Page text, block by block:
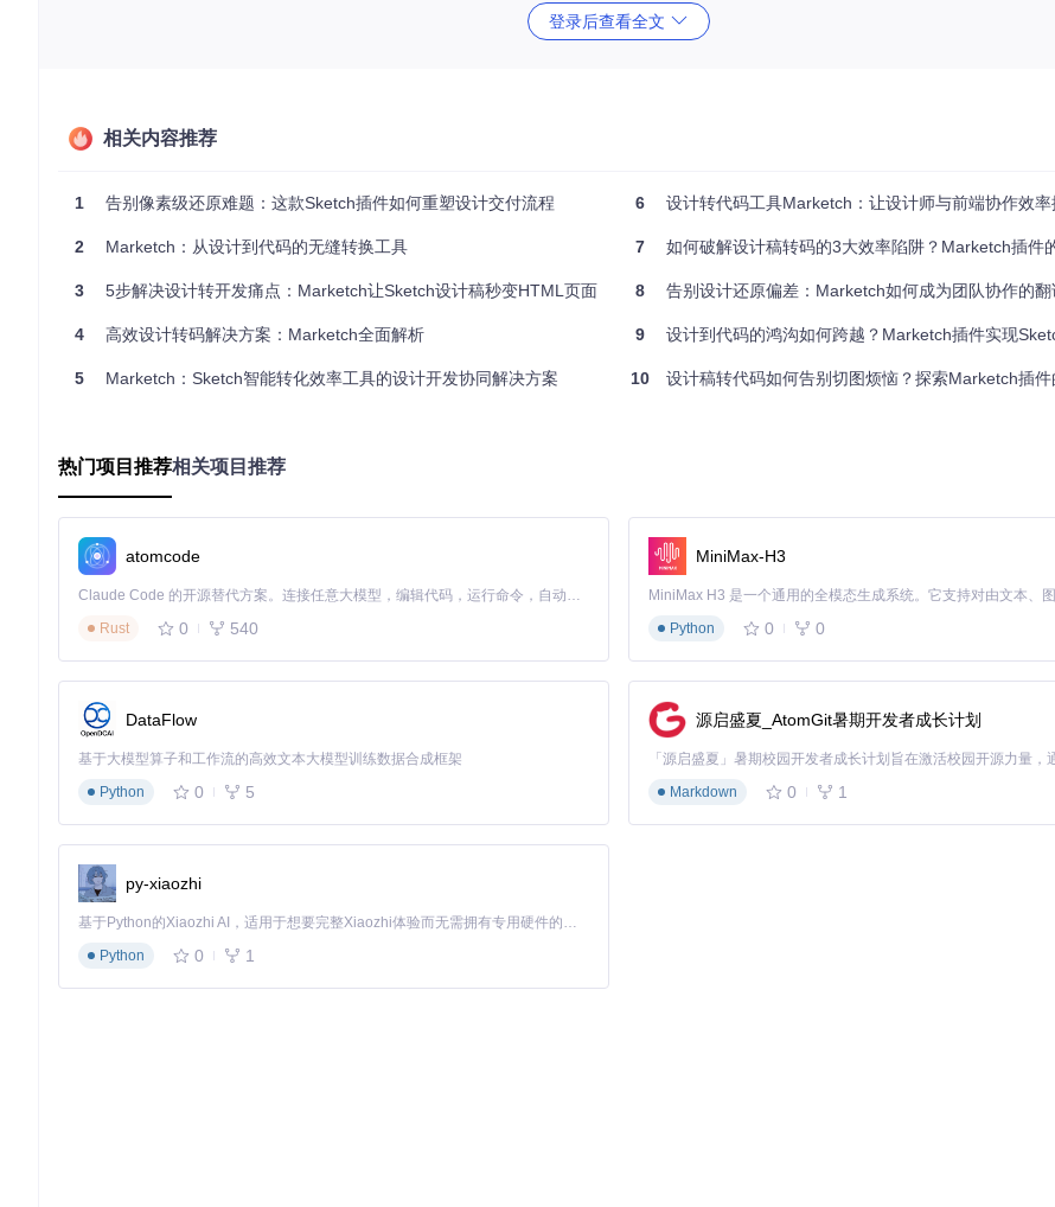
'background-color'
'height': `${layer.frame.height}px`
  }
属性映射规则，将这些设计属性转换为对应的CSS声明；最终根据图层嵌套关系生成符合W3C标准的HTML结构。这种转换过程保留了设
智能样式提取
场景痛点：设计师需要手动标注每个元素的颜色值、字体大小等样式属性，前端需反复确认设计细节。
解决方案：插件自动解析Sketch图层样式，生成包含计算后值的CSS代码块，支持直接复制使用。
视角
设计师视角
确保设计意图100%准确传递
开发者视角
避免样式值手动计算错误
场景痛点
解决方案
：通过特殊命名规则（如"@mobile-""@desktop-"前缀）标记响应式元素，自动生成媒体查询代码。
开发者视角
直接获得适配代码框架
SVG矢量图形导出
场景痛点：图标等矢量元素导出为位图后缩放会失真，影响多分辨率适配。
视角
价值点
登录后查看全文
相关内容推荐
1 告别像素级还原难题：这款Sketch插件如何重塑设计交付流程
2 Marketch：从设计到代码的无缝转换工具
3 5步解决设计转开发痛点：Marketch让Sketch设计稿秒变HTML页面
4 高效设计转码解决方案：Marketch全面解析
5 Marketch：Sketch智能转化效率工具的设计开发协同解决方案
6 设计转代码工具Marketch：让设计师与前端协作效率提升
7 如何破解设计稿转码的3大效率陷阱？Marketch插件
8 告别设计还原偏差：Marketch如何成为团队协作的翻
9 设计到代码的鸿沟如何跨越？Marketch插件实现Sketch到
10 设计稿转代码如何告别切图烦恼？探索Marketch插件
热门项目推荐相关项目推荐
atomcode
Claude Code 的开源替代方案。连接任意大模型，编辑代码，运行命令，自动验证 — 全自动执行。用 Rust 构建，极致性能。 ｜ An open-source alternative to Claude Code. Connect any LLM, edit code, run commands, and verify changes — autonomously. Built in Rust for speed. Get Started
Rust
0 540
MiniMax-H3
Python
0 0
DataFlow
基于大模型算子和工作流的高效文本大模型训练数据合成框架
Python
0 5
源启盛夏_AtomGit暑期开发者成长计划
Markdown
0 1
py-xiaozhi
基于Python的Xiaozhi AI，适用于想要完整Xiaozhi体验而无需拥有专用硬件的用户。
Python
0 1